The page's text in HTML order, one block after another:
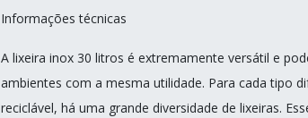
Informações técnicas
A lixeira inox 30 litros é extremamente versátil e
ambientes com a mesma utilidade. Para cada tipo
reciclável, há uma grande diversidade de lixeiras.